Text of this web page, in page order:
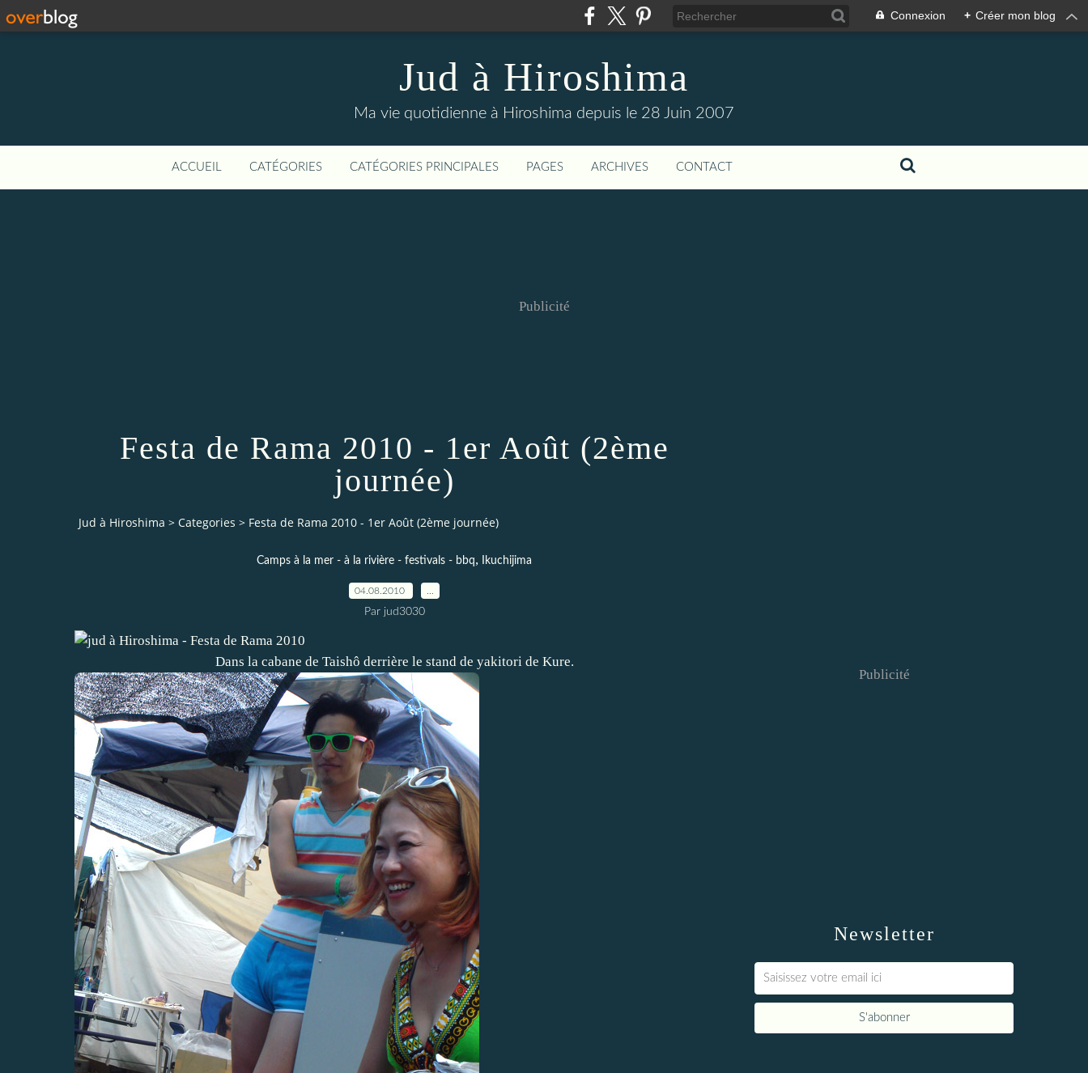
Connexion + Créer mon blog
Jud à Hiroshima
Ma vie quotidienne à Hiroshima depuis le 28 Juin 2007
ACCUEIL CATÉGORIES CATÉGORIES PRINCIPALES PAGES ARCHIVES CONTACT
Publicité
Festa de Rama 2010 - 1er Août (2ème
journée)
Jud à Hiroshima > Categories > Festa de Rama 2010 - 1er Août (2ème journée)
Camps à la mer - à la rivière - festivals - bbq, Ikuchijima
04.08.2010
Par jud3030
Dans la cabane de Taishô derrière le stand de yakitori de Kure.
Newsletter
Publicité